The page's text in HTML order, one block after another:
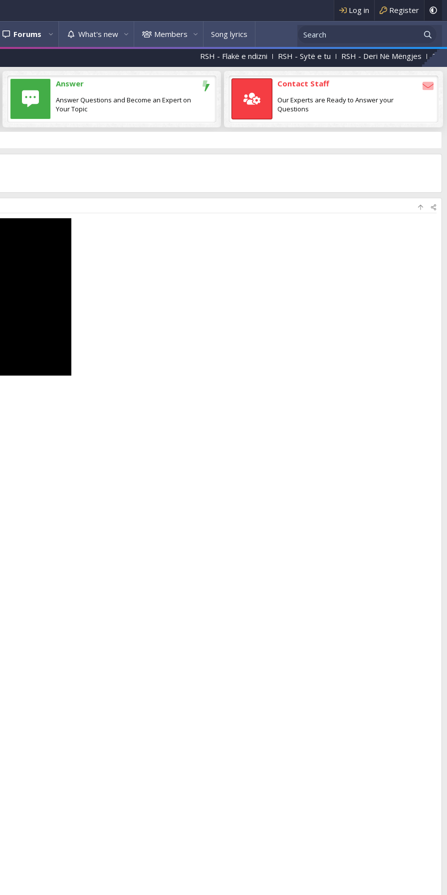
Log in Register
Forums What's new Members Song lyrics
RSH - Flakë e ndizni RSH - Sytë e tu RSH - Deri Në Mëngjes RSH -
Answer
Answer Questions and Become an Expert on
Your Topic
Contact Staff
Our Experts are Ready to Answer your
Questions